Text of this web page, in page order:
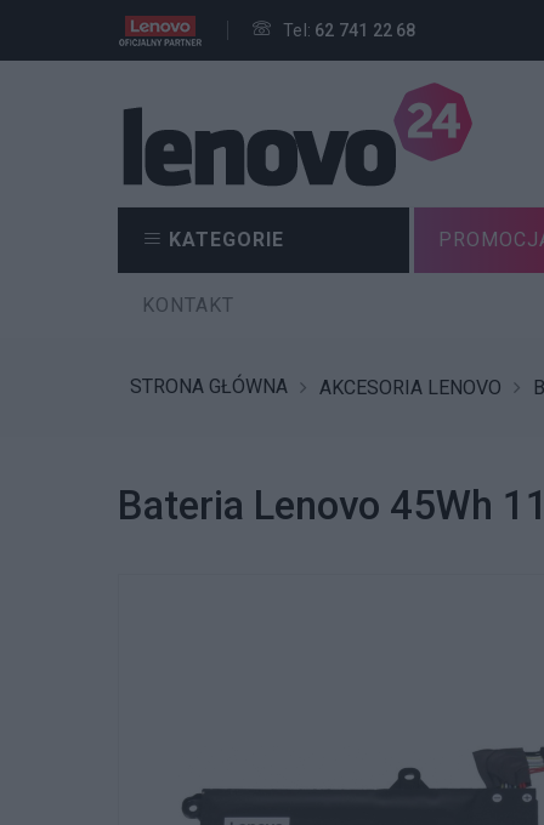
Tel: 62 741 22 68
KATEGORIE
KONTAKT
STRONA GŁÓWNA AKCESORIA LENOVO
Bateria Lenovo 45Wh